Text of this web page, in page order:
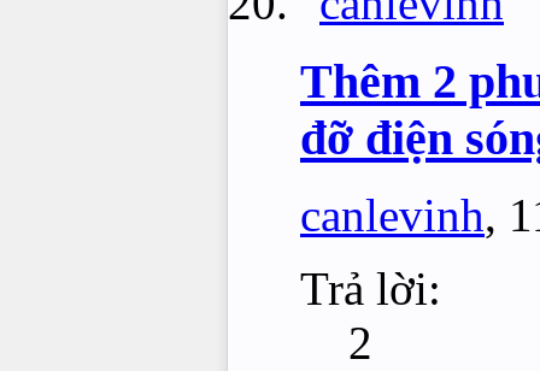
Thêm 2
đỡ điện
canlevinh,
Trả lời:
2